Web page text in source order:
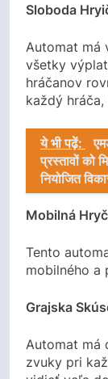
Sloboda
Automat má
všetky
hráčanov
každý
ये भी पढ़ें:
प्रस्तावों को
नियोजित
Mobilná
Tento
mobilného a
Grajska
Automat má
zvuky pri